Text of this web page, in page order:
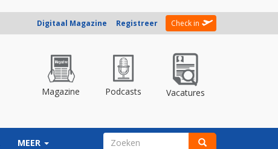
Digitaal Magazine Registreer Check in
Magazine Podcasts Vacatures
MEER ZOEKVELD